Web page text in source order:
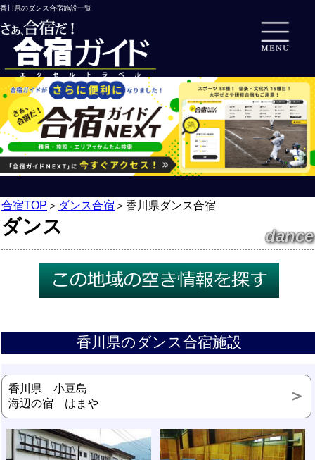
香川県のダンス合宿施設一覧
合宿TOP ＞ ダンス合宿 ＞ 香川県ダンス合宿
ダンス dance
香川県のダンス合宿施設
香川県 小豆島
海辺の宿 はまや